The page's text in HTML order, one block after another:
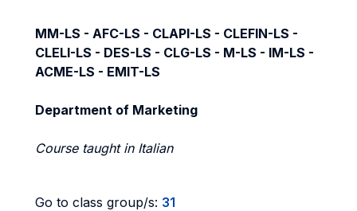
MM-LS - AFC-LS - CLAPI-LS - CLEFIN-LS -
CLELI-LS - DES-LS - CLG-LS - M-LS - IM-LS -
ACME-LS - EMIT-LS
Department of Marketing
Course taught in Italian
Go to class group/s: 31